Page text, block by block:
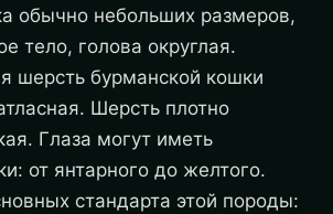
обычно небольших размеров,
тело, голова округлая.
шерсть бурманской кошки
Шерсть плотно
Глаза могут иметь
от янтарного до желтого.
стандарта этой породы: